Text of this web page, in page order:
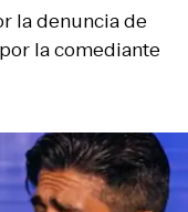
la denuncia de
la comediante